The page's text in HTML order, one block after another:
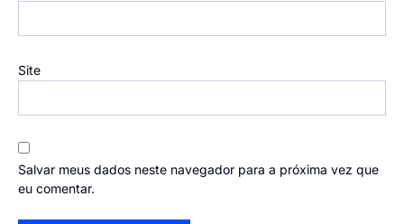
Site
Salvar meus dados neste navegador para a próxima vez que
eu comentar.